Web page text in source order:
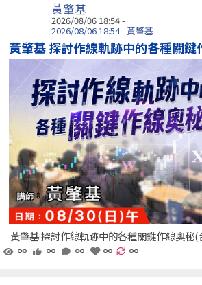
黃肇基
2026/08/06 18:54 -
2026/08/06 18:54 - 黃肇基
黃肇基 探討作線軌跡中的各種關鍵
黃肇基 探討作線軌跡中的各種關鍵作線奧秘(
∞
∞ ∞ ∞ ∞